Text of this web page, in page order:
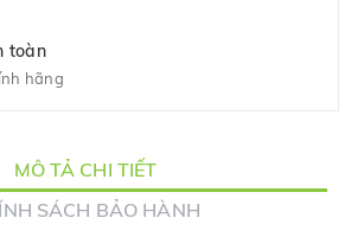
toàn
hãng
MÔ TẢ CHI TIẾT
SÁCH BẢO HÀNH